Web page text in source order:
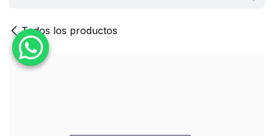
Todos los productos